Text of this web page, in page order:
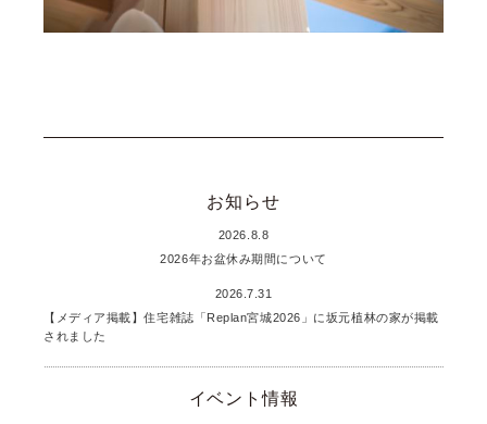
お知らせ
2026.8.8
2026年お盆休み期間について
2026.7.31
【メディア掲載】住宅雑誌「Replan宮城2026」に坂元植林の家が掲載
されました
イベント情報